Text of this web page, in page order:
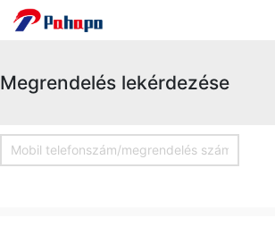
Megrendelés lekérdezése